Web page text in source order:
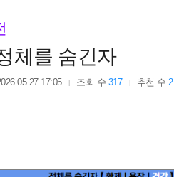
체를 숨긴자
17:05 조회 수 317 추천 수2